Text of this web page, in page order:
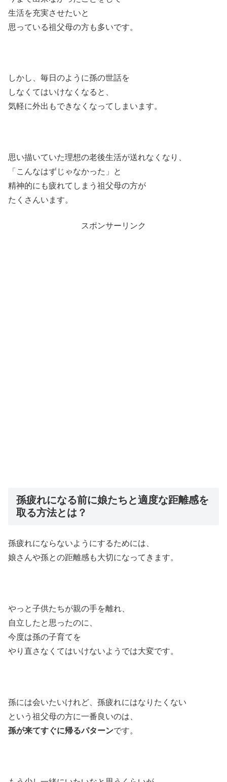
生活を充実させたいと
思っている祖父母の方も多いです。
しかし、毎日のように孫の世話を
しなくてはいけなくなると、
気軽に外出もできなくなってしまいます。
思い描いていた理想の老後生活が送れなくなり、
「こんなはずじゃなかった」と
精神的にも疲れてしまう祖父母の方が
たくさんいます。
スポンサーリンク
孫疲れになる前に娘たちと適度な距離感を
取る方法とは？
孫疲れにならないようにするためには、
娘さんや孫との距離感も大切になってきます。
やっと子供たちが親の手を離れ、
自立したと思ったのに、
今度は孫の子育てを
やり直さなくてはいけないようでは大変です。
孫には会いたいけれど、孫疲れにはなりたくない
という祖父母の方に一番良いのは、
孫が来てすぐに帰るパターンです。